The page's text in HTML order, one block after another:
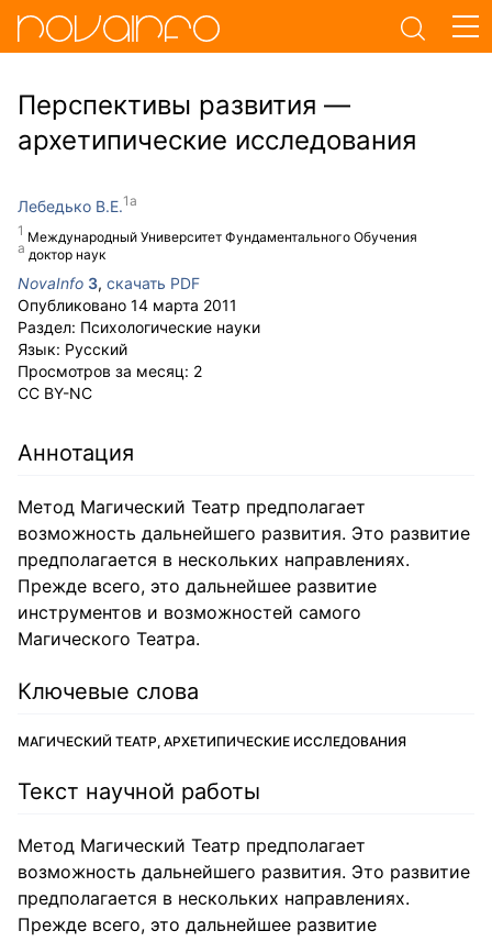
Перспективы развития —
архетипические исследования
Лебедько В.Е.
Международный Университет Фундаментального Обучения
доктор наук
NovaInfo 3, скачать PDF
Опубликовано 14 марта 2011
Раздел: Психологические науки
Язык: Русский
Просмотров за месяц: 2
CC BY-NC
Аннотация
Метод Магический Театр предполагает
возможность дальнейшего развития. Это развитие
предполагается в нескольких направлениях.
Прежде всего, это дальнейшее развитие
инструментов и возможностей самого
Магического Театра.
Ключевые слова
МАГИЧЕСКИЙ ТЕАТР, АРХЕТИПИЧЕСКИЕ ИССЛЕДОВАНИЯ
Текст научной работы
Метод Магический Театр предполагает
возможность дальнейшего развития. Это развитие
предполагается в нескольких направлениях.
Прежде всего, это дальнейшее развитие